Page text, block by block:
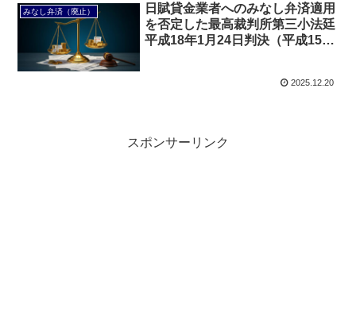
みなし弁済（廃止）
日賦貸金業者へのみなし弁済適用
を否定した最高裁判所第三小法廷
平成18年1月24日判決（平成15年
2025.12.20
スポンサーリンク